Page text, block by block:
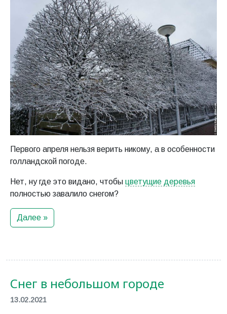
Первого апреля нельзя верить никому, а в особенности
голландской погоде.
Нет, ну где это видано, чтобы цветущие деревья
полностью завалило снегом?
Далее »
Снег в небольшом городе
13.02.2021